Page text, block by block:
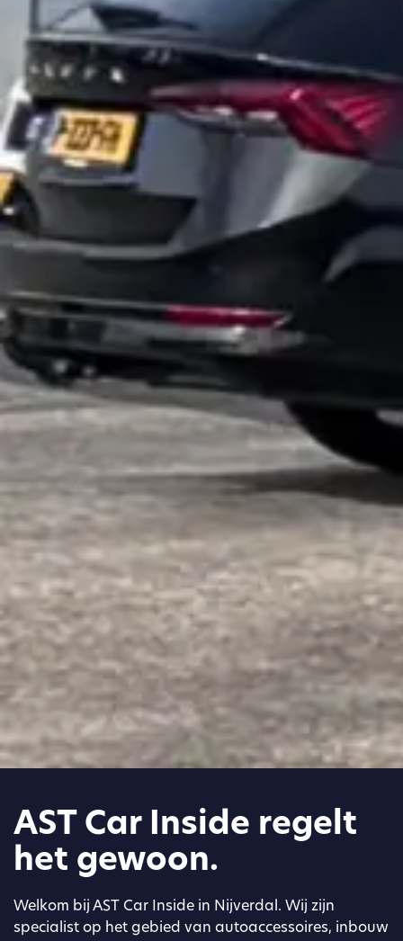
AST Car Inside regelt
het gewoon.
Welkom bij AST Car Inside in Nijverdal. Wij zijn
specialist op het gebied van autoaccessoires, inbouw